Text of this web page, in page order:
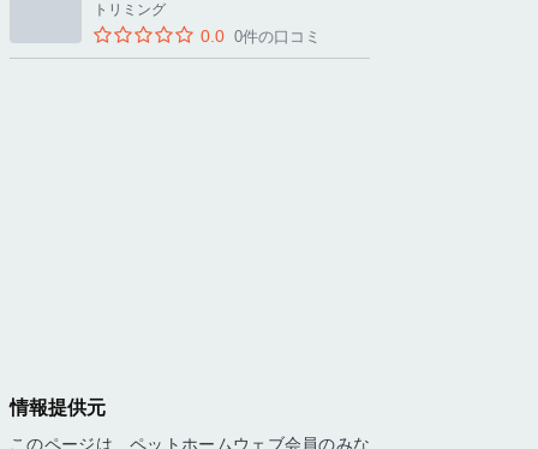
トリミング
0.0 0件の口コミ
情報提供元
このページは、ペットホームウェブ会員のみな